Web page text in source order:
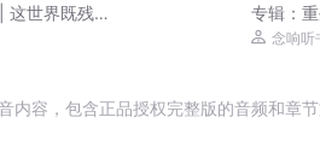
这世界既残
专辑：
多人有声
念响听
内容，包含正品授权完整版的音频和章